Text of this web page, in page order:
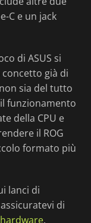
C e un jack
di ASUS si
già di
sia del tutto
funzionamento
della CPU e
il ROG
formato più
lanci di
di
.